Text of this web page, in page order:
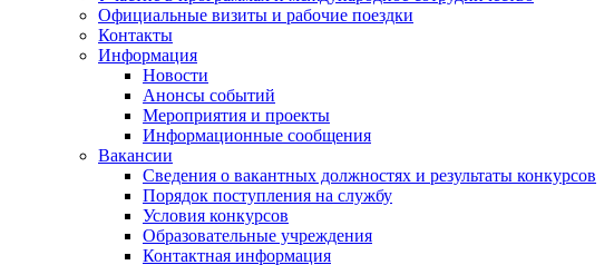
Официальные визиты и рабочие поездки
Контакты
Информация
Новости
Анонсы событий
Мероприятия и проекты
Информационные сообщения
Вакансии
Сведения о вакантных должностях и результаты конкурсов
Порядок поступления на службу
Условия конкурсов
Образовательные учреждения
Контактная информация